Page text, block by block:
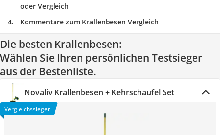
oder Vergleich
Kommentare zum Krallenbesen Vergleich
Die besten Krallenbesen:
Wählen Sie Ihren persönlichen Testsieger
aus der Bestenliste.
Novaliv Krallenbesen + Kehrschaufel Set
Vergleichssieger